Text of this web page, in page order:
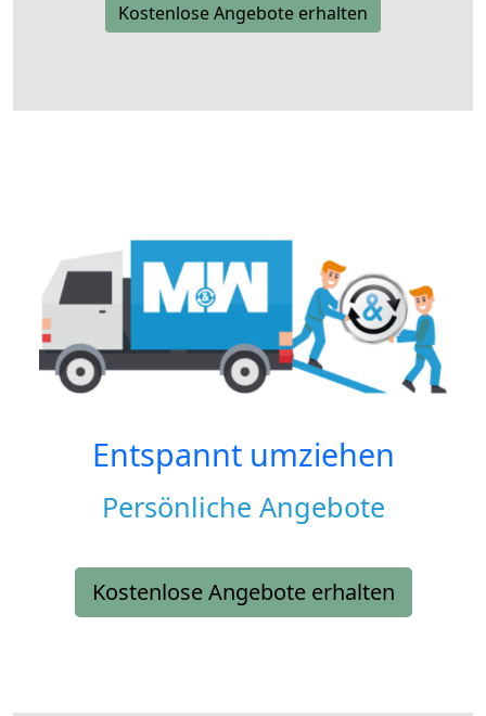
Kostenlose Angebote erhalten
Entspannt umziehen
Persönliche Angebote
Kostenlose Angebote erhalten